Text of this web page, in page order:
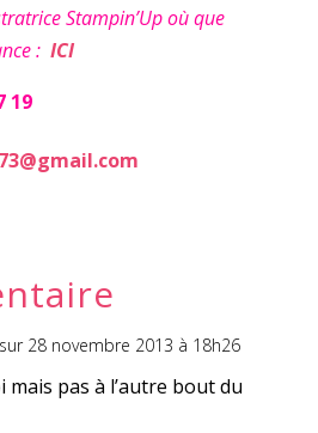
Stampin’Up où que
: ICI
19
sur 28 novembre 2013 à 18h26
mais pas à l’autre bout du